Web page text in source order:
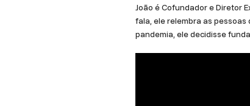
João é Cofundador e Diretor
fala, ele relembra as pessoas
pandemia, ele decidisse